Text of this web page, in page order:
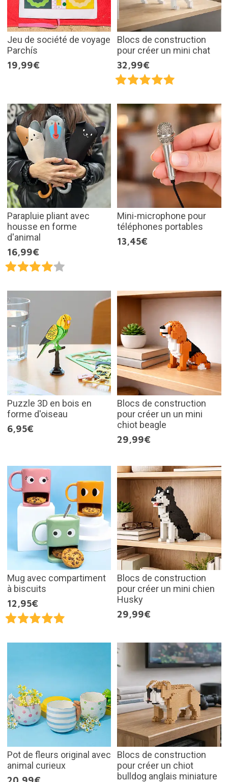
Jeu de société de voyage
Parchís
19,99€
Blocs de construction
pour créer un mini chat
32,99€
Parapluie pliant avec
housse en forme
d'animal
16,99€
Mini-microphone pour
téléphones portables
13,45€
Puzzle 3D en bois en
forme d'oiseau
6,95€
Blocs de construction
pour créer un un mini
chiot beagle
29,99€
Mug avec compartiment
à biscuits
12,95€
Blocs de construction
pour créer un mini chien
Husky
29,99€
Pot de fleurs original avec
animal curieux
Blocs de construction
pour créer un chiot
bulldog anglais miniature